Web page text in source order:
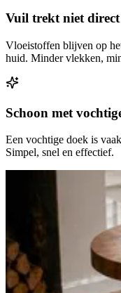
Vuil trekt niet
Vloeistoffen blijven op
huid. Minder vlekken,
Schoon met
Een vochtige doek is
Simpel, snel en effectief.